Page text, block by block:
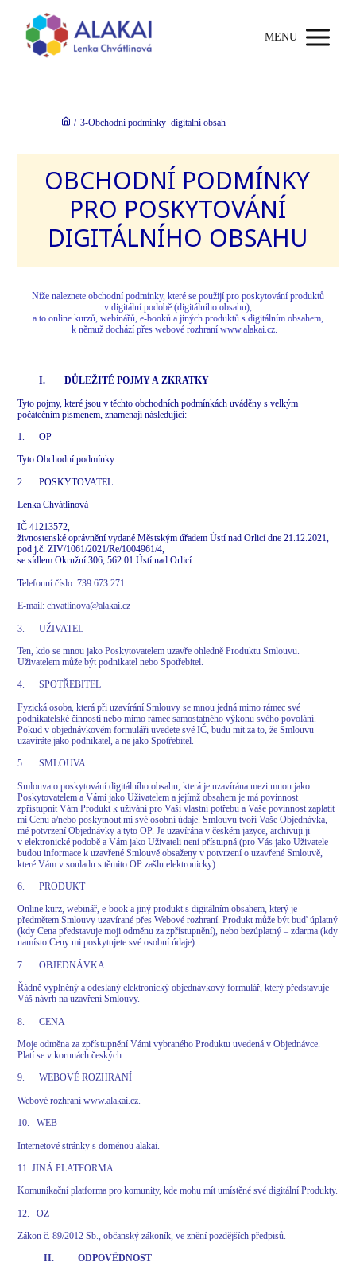
MENU
/ 3-Obchodni podminky_digitalni obsah
OBCHODNÍ PODMÍNKY
PRO POSKYTOVÁNÍ
DIGITÁLNÍHO OBSAHU
Níže naleznete obchodní podmínky, které se použijí pro poskytování produktů
v digitální podobě (digitálního obsahu),
a to online kurzů, webinářů, e-booků a jiných produktů s digitálním obsahem,
k němuž dochází přes webové rozhraní www.alakai.cz.
I. DŮLEŽITÉ POJMY A ZKRATKY
Tyto pojmy, které jsou v těchto obchodních podmínkách uváděny s velkým
počátečním písmenem, znamenají následující:
1. OP
Tyto Obchodní podmínky.
2. POSKYTOVATEL
Lenka Chvátlinová
IČ 41213572,
živnostenské oprávnění vydané Městským úřadem Ústí nad Orlicí dne 21.12.2021,
pod j.č. ZIV/1061/2021/Re/1004961/4,
se sídlem Okružní 306, 562 01 Ústí nad Orlicí.
Telefonní číslo: 739 673 271
E-mail: chvatlinova@alakai.cz
3. UŽIVATEL
Ten, kdo se mnou jako Poskytovatelem uzavře ohledně Produktu Smlouvu.
Uživatelem může být podnikatel nebo Spotřebitel.
4. SPOTŘEBITEL
Fyzická osoba, která při uzavírání Smlouvy se mnou jedná mimo rámec své
podnikatelské činnosti nebo mimo rámec samostatného výkonu svého povolání.
Pokud v objednávkovém formuláři uvedete své IČ, budu mít za to, že Smlouvu
uzavíráte jako podnikatel, a ne jako Spotřebitel.
5. SMLOUVA
Smlouva o poskytování digitálního obsahu, která je uzavírána mezi mnou jako
Poskytovatelem a Vámi jako Uživatelem a jejímž obsahem je má povinnost
zpřístupnit Vám Produkt k užívání pro Vaši vlastní potřebu a Vaše povinnost zaplatit
mi Cenu a/nebo poskytnout mi své osobní údaje. Smlouvu tvoří Vaše Objednávka,
mé potvrzení Objednávky a tyto OP. Je uzavírána v českém jazyce, archivuji ji
v elektronické podobě a Vám jako Uživateli není přístupná (pro Vás jako Uživatele
budou informace k uzavřené Smlouvě obsaženy v potvrzení o uzavřené Smlouvě,
které Vám v souladu s těmito OP zašlu elektronicky).
6. PRODUKT
Online kurz, webinář, e-book a jiný produkt s digitálním obsahem, který je
předmětem Smlouvy uzavírané přes Webové rozhraní. Produkt může být buď úplatný
(kdy Cena představuje moji odměnu za zpřístupnění), nebo bezúplatný – zdarma (kdy
namísto Ceny mi poskytujete své osobní údaje).
7. OBJEDNÁVKA
Řádně vyplněný a odeslaný elektronický objednávkový formulář, který představuje
Váš návrh na uzavření Smlouvy.
8. CENA
Moje odměna za zpřístupnění Vámi vybraného Produktu uvedená v Objednávce.
Platí se v korunách českých.
9. WEBOVÉ ROZHRANÍ
Webové rozhraní www.alakai.cz.
10. WEB
Internetové stránky s doménou alakai.
11. JINÁ PLATFORMA
Komunikační platforma pro komunity, kde mohu mít umístěné své digitální Produkty.
12. OZ
Zákon č. 89/2012 Sb., občanský zákoník, ve znění pozdějších předpisů.
II. ODPOVĚDNOST